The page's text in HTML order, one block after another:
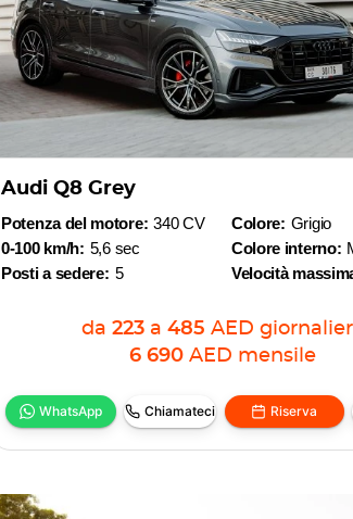
Audi Q8 Grey
Potenza del motore: 340 CV
0-100 km/h: 5,6 sec
Posti a sedere: 5
Colore: Grigio
Colore interno:
Velocità
da 223 a 485 AED
6 690 AED mensile
WhatsApp Chiamateci Riserva